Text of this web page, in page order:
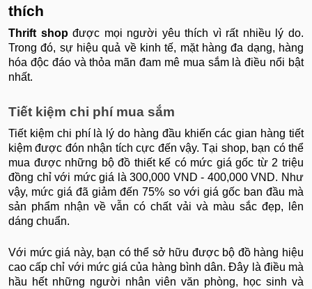
thích
Thrift shopđược mọi người yêu thích vì rất nhiều lý do.
Trong đó, sự hiệu quả về kinh tế, mặt hàng đa dạng, hàng
hóa độc đáo và thỏa mãn đam mê mua sắm là điều nổi bật
nhất.
Tiết kiệm chi phí mua sắm
Tiết kiệm chi phí là lý do hàng đầu khiến các gian hàng tiết
kiệm được đón nhận tích cực đến vậy. Tại shop, bạn có thể
mua được những bộ đồ thiết kế có mức giá gốc từ 2 triệu
đồng chỉ với mức giá là 300,000 VND - 400,000 VND. Như
vậy, mức giá đã giảm đến 75% so với giá gốc ban đầu mà
sản phẩm nhận về vẫn có chất vải và màu sắc đẹp, lên
dáng chuẩn.
Với mức giá này, bạn có thể sở hữu được bộ đồ hàng hiệu
cao cấp chỉ với mức giá của hàng bình dân. Đây là điều mà
hầu hết những người nhân viên văn phòng, học sinh và